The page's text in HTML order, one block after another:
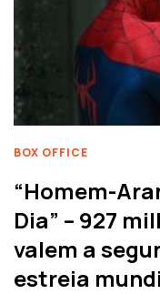
BOX OFFICE
“Homem-
Dia” – 927
valem a
estreia